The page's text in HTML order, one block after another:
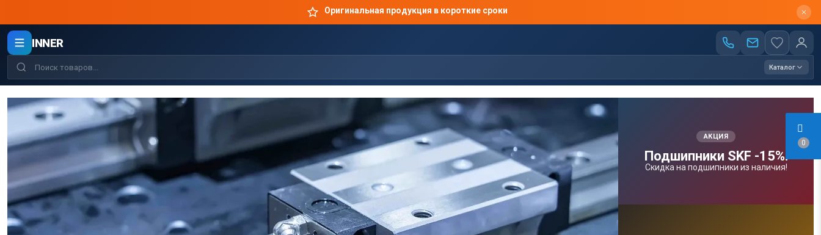
0
Оригинальная продукция в короткие сроки
INNER
Каталог
АКЦИЯ
Подшипники SKF -15%!
Скидка на подшипники из наличия!